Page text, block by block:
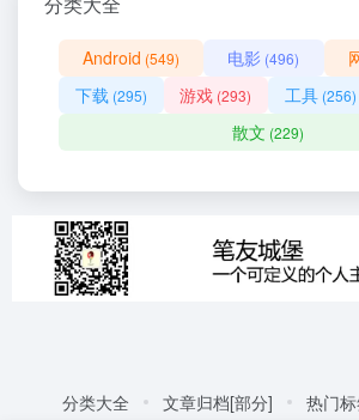
Android (549) 电影 (496)
下载 (295) 游戏 (293) 工具(256)
散文 (229)
分类大全 文章归档[部分] 热门